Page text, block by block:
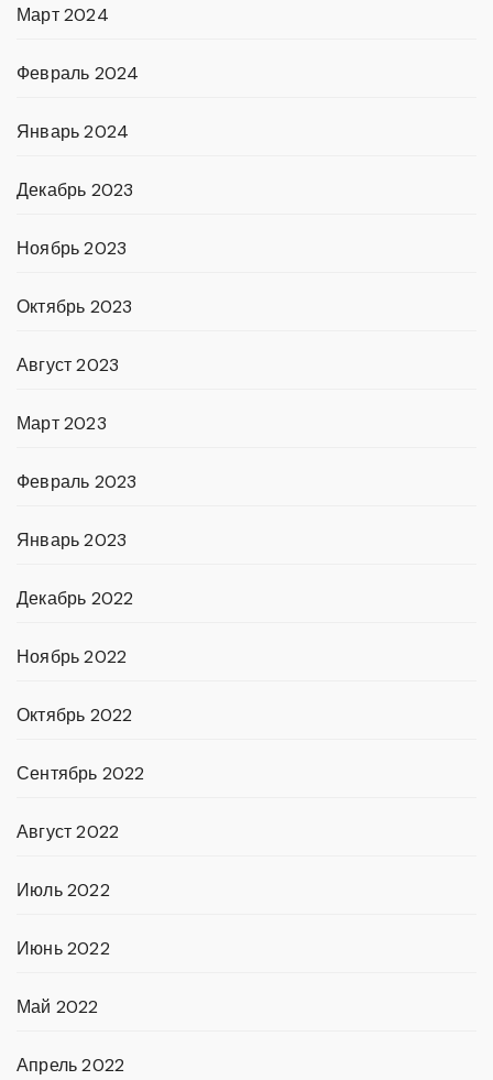
Март 2024
Февраль 2024
Январь 2024
Декабрь 2023
Ноябрь 2023
Октябрь 2023
Август 2023
Март 2023
Февраль 2023
Январь 2023
Декабрь 2022
Ноябрь 2022
Октябрь 2022
Сентябрь 2022
Август 2022
Июль 2022
Июнь 2022
Май 2022
Апрель 2022